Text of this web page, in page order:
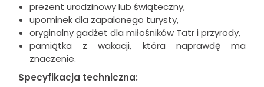
prezent urodzinowy lub świąteczny,
upominek dla zapalonego turysty,
oryginalny gadżet dla miłośników Tatr i przyrody,
pamiątka z wakacji, która naprawdę ma
znaczenie.
Specyfikacja techniczna: